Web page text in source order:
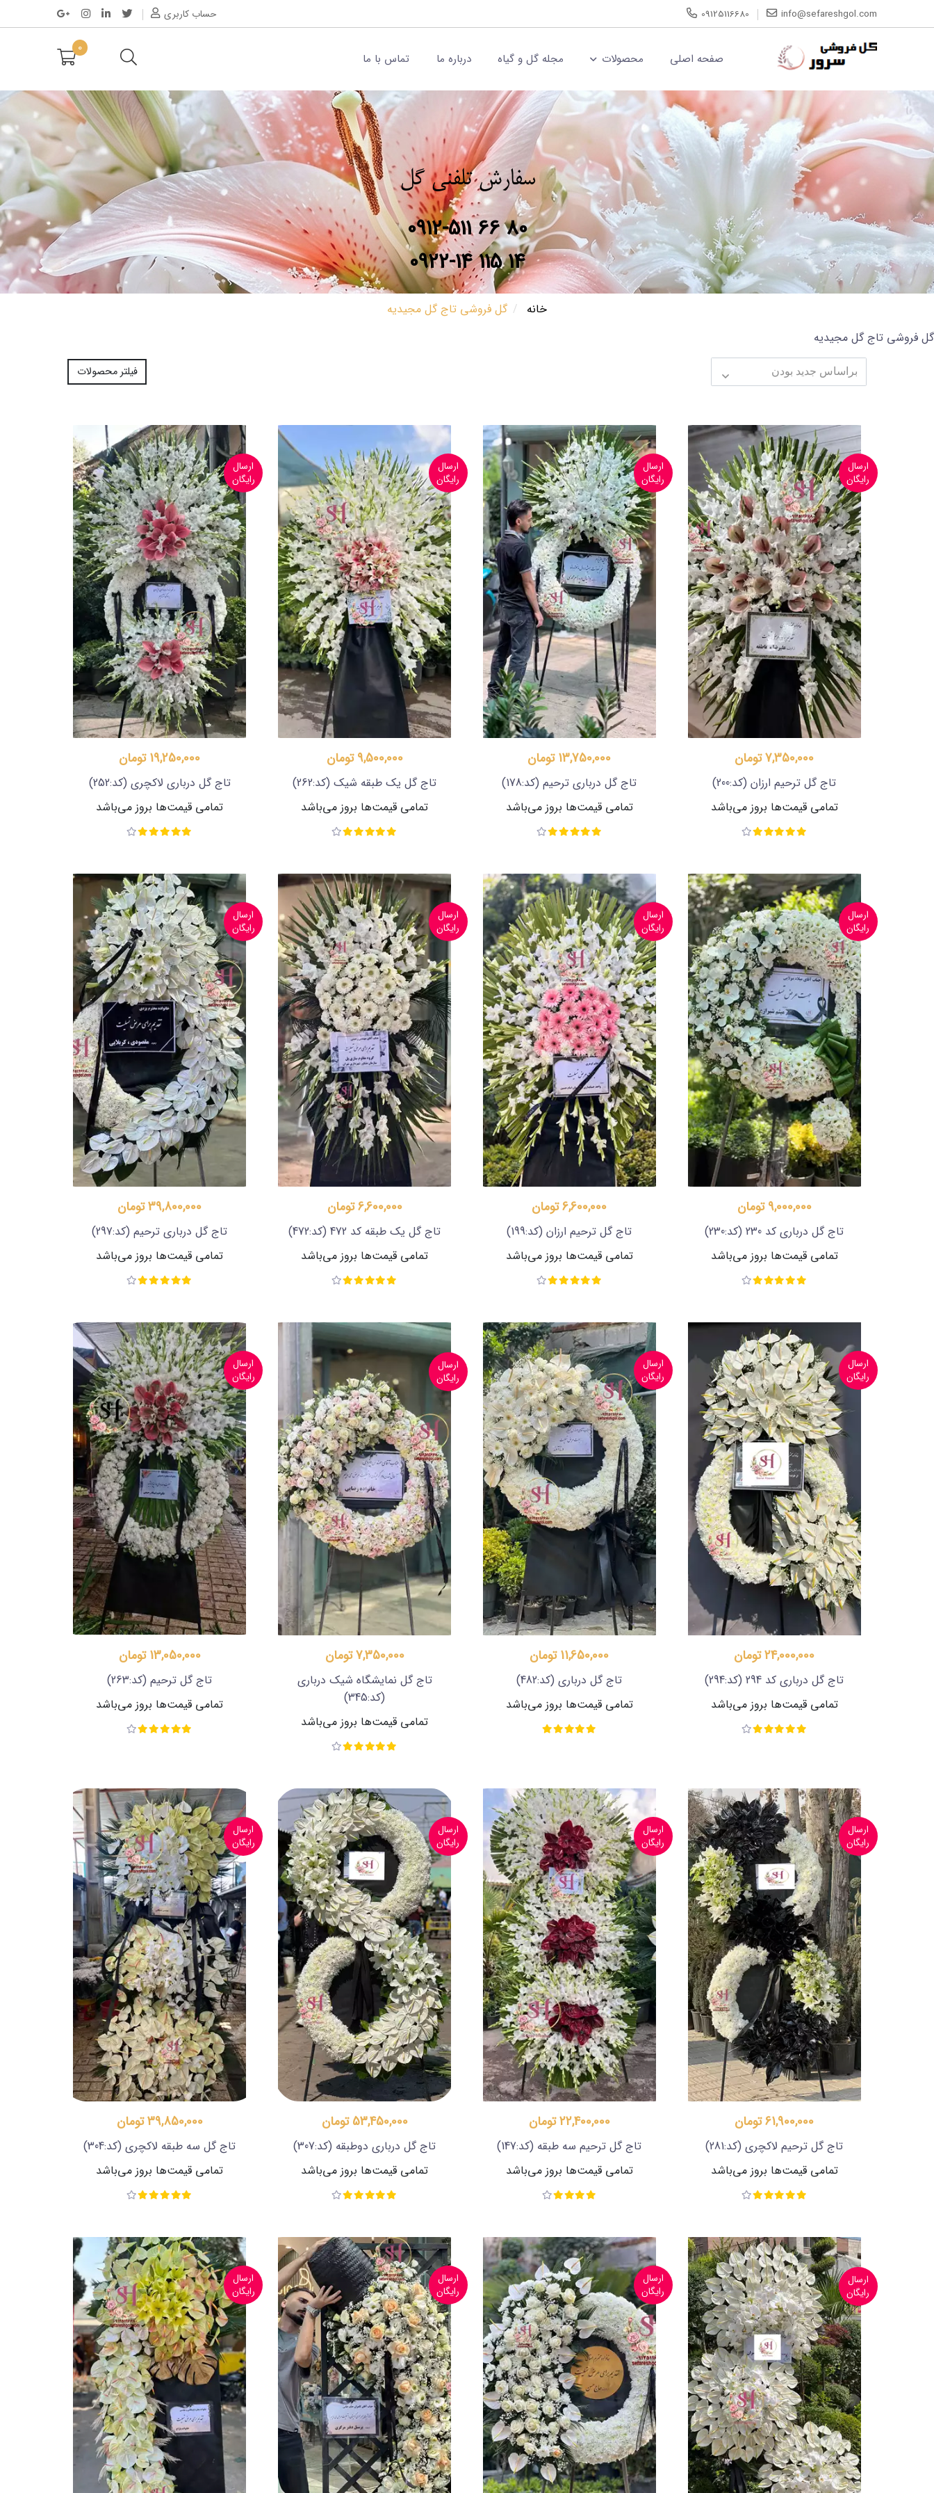
info@sefareshgol.com
09125116680 حساب کاربری
صفحه اصلی محصولات مجله گل و گیاه درباره ما تماس با ما
0
سفارش تلفنی گل
0912-511 66 80
0922-14 115 14
خانه
گل فروشی تاج گل مجیدیه
گل فروشی تاج گل مجیدیه
فیلتر محصولات
ارسال
رایگان
7,350,000 تومان
تاج گل ترحیم ارزان (کد:200)
تمامی قیمت‌ها بروز می‌باشد
ارسال
رایگان
13,750,000 تومان
تاج گل درباری ترحیم (کد:178)
تمامی قیمت‌ها بروز می‌باشد
ارسال
رایگان
9,500,000 تومان
تاج گل یک طبقه شیک (کد:262)
تمامی قیمت‌ها بروز می‌باشد
ارسال
رایگان
19,250,000 تومان
تاج گل درباری لاکچری (کد:252)
تمامی قیمت‌ها بروز می‌باشد
ارسال
رایگان
9,000,000 تومان
تاج گل درباری کد 230
(کد:230)
تمامی قیمت‌ها بروز می‌باشد
ارسال
رایگان
6,600,000 تومان
تاج گل ترحیم ارزان (کد:199)
تمامی قیمت‌ها بروز می‌باشد
ارسال
رایگان
6,600,000 تومان
تاج گل یک طبقه کد 472
(کد:472)
تمامی قیمت‌ها بروز می‌باشد
ارسال
رایگان
39,800,000 تومان
تاج گل درباری ترحیم (کد:297)
تمامی قیمت‌ها بروز می‌باشد
ارسال
رایگان
24,000,000 تومان
تاج گل درباری کد 294
(کد:294)
تمامی قیمت‌ها بروز می‌باشد
ارسال
رایگان
11,650,000 تومان
تاج گل درباری (کد:482)
تمامی قیمت‌ها بروز می‌باشد
ارسال
رایگان
7,350,000 تومان
تاج گل نمایشگاه شیک درباری
(کد:345)
تمامی قیمت‌ها بروز می‌باشد
ارسال
رایگان
13,050,000 تومان
تاج گل ترحیم (کد:263)
تمامی قیمت‌ها بروز می‌باشد
ارسال
رایگان
61,900,000 تومان
تاج گل ترحیم لاکچری (کد:281)
تمامی قیمت‌ها بروز می‌باشد
ارسال
رایگان
22,400,000 تومان
تاج گل ترحیم سه طبقه (کد:147)
تمامی قیمت‌ها بروز می‌باشد
ارسال
رایگان
53,450,000 تومان
تاج گل درباری دوطبقه (کد:307)
تمامی قیمت‌ها بروز می‌باشد
ارسال
رایگان
39,850,000 تومان
تاج گل سه طبقه لاکچری (کد:304)
تمامی قیمت‌ها بروز می‌باشد
ارسال
رایگان
ارسال
رایگان
ارسال
رایگان
ارسال
رایگان